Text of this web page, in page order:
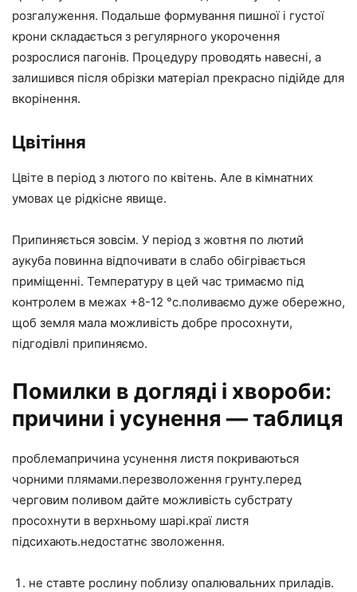
розгалуження. Подальше формування пишної і густої
крони складається з регулярного укорочення
розрослися пагонів. Процедуру проводять навесні, а
залишився після обрізки матеріал прекрасно підійде для
вкорінення.
Цвітіння
Цвіте в період з лютого по квітень. Але в кімнатних
умовах це рідкісне явище.
Припиняється зовсім. У період з жовтня по лютий
аукуба повинна відпочивати в слабо обігрівається
приміщенні. Температуру в цей час тримаємо під
контролем в межах +8-12 °с.поливаємо дуже обережно,
щоб земля мала можливість добре просохнути,
підгодівлі припиняємо.
Помилки в догляді і хвороби:
причини і усунення — таблиця
проблемапричина усунення листя покриваються
чорними плямами.перезволоження грунту.перед
черговим поливом дайте можливість субстрату
просохнути в верхньому шарі.краї листя
підсихають.недостатнє зволоження.
не ставте рослину поблизу опалювальних приладів.